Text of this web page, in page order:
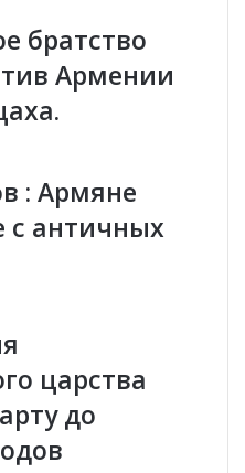
ы
б
з
и
а
.
М
е
н
и
братство
Армении
: Армяне
с античных
царства
до